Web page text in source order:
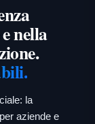
nella
la
aziende e